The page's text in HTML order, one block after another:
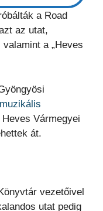
a Road
az utat,
a „Heves
Vármegyei
át.
vezetőivel
utat pedig